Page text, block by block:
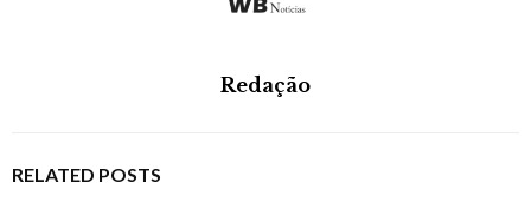
Redação
RELATED POSTS